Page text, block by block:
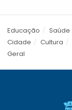
Educação Saúde
Cidade
Cultura
Geral